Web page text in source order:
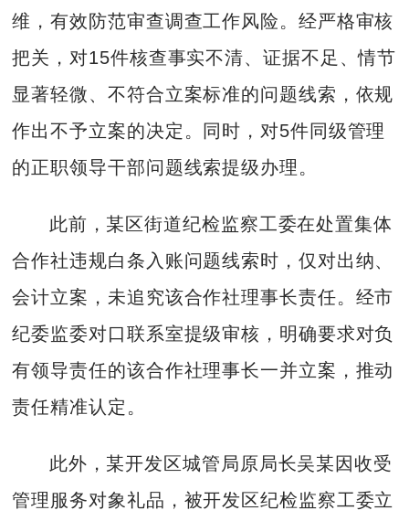
维，有效防范审查调查工作风险。经严格审核
把关，对15件核查事实不清、证据不足、情节
显著轻微、不符合立案标准的问题线索，依规
作出不予立案的决定。同时，对5件同级管理
的正职领导干部问题线索提级办理。
此前，某区街道纪检监察工委在处置集体
合作社违规白条入账问题线索时，仅对出纳、
会计立案，未追究该合作社理事长责任。经市
纪委监委对口联系室提级审核，明确要求对负
有领导责任的该合作社理事长一并立案，推动
责任精准认定。
此外，某开发区城管局原局长吴某因收受
管理服务对象礼品，被开发区纪检监察工委立